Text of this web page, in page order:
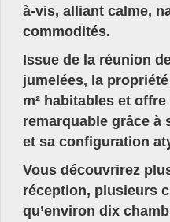
à-vis, alliant calme,
commodités.
Issue de la réunion
jumelées, la
m² habitables et
remarquable grâce à
et sa configuration
Vous découvrirez
réception, plusieurs
qu’environ dix